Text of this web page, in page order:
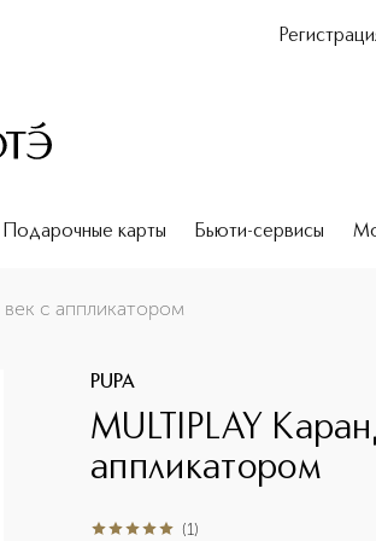
Подарочные карты Бьюти-сервисы
век с аппликатором
PUPA
MULTIPLAY
аппликатором
(1)